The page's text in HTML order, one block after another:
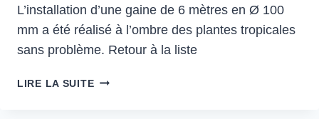
L’installation d’une gaine de 6 mètres en Ø 100
mm a été réalisé à l’ombre des plantes tropicales
sans problème. Retour à la liste
LIRE LA SUITE